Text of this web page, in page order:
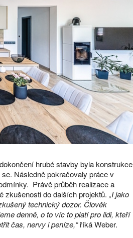
hrubé stavby byla konstrukce
Následně pokračovaly práce v
Právě průběh realizace a
zkušenosti do dalších projektů. „I jako
technický dozor. Člověk
denně, o to víc to platí pro lidi, kteří
čas, nervy i peníze,“říká Weber.